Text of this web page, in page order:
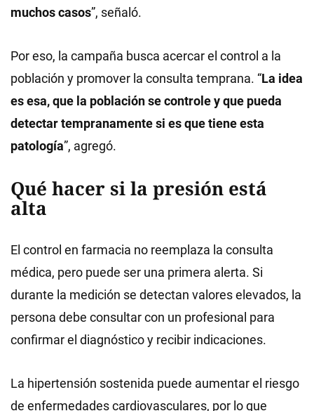
muchos casos”, señaló.
Por eso, la campaña busca acercar el control a la
población y promover la consulta temprana. “La idea
es esa, que la población se controle y que pueda
detectar tempranamente si es que tiene esta
patología”, agregó.
Qué hacer si la presión está
alta
El control en farmacia no reemplaza la consulta
médica, pero puede ser una primera alerta. Si
durante la medición se detectan valores elevados, la
persona debe consultar con un profesional para
confirmar el diagnóstico y recibir indicaciones.
La hipertensión sostenida puede aumentar el riesgo
de enfermedades cardiovasculares, por lo que